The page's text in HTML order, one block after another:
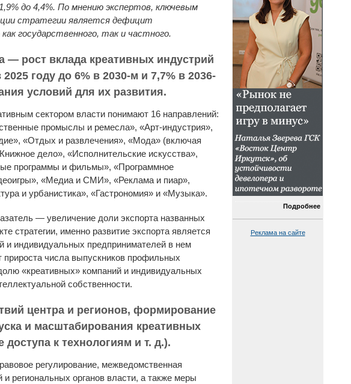
до 4,4%. По мнению экспертов, ключевым
стратегии является дефицит
государственного, так и частного.
— рост вклада креативных индустрий
году до 6% в 2030-м и 7,7% в 2036-
условий для их развития.
сектором власти понимают 16 направлений:
промыслы и ремесла», «Арт-индустрия»,
«Отдых и развлечения», «Мода» (включая
дело», «Исполнительские искусства»,
программы и фильмы», «Программное
«Медиа и СМИ», «Реклама и пиар»,
и урбанистика», «Гастрономия» и «Музыка».
— увеличение доли экспорта названных
стратегии, именно развитие экспорта является
и индивидуальных предпринимателей в нем
числа выпускников профильных
«креативных» компаний и индивидуальных
собственности.
центра и регионов, формирование
и масштабирования креативных
к технологиям и т. д.).
регулирование, межведомственная
региональных органов власти, а также меры
Подробнее
Реклама на сайте